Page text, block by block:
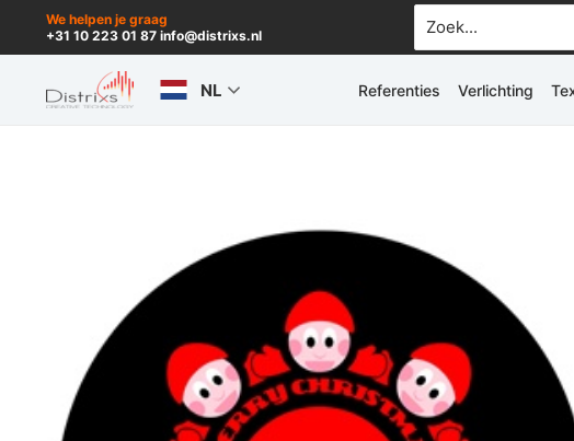
inhoud
We helpen je graag
+31 10 223 01 87 info@distrixs.nl
Zoek
naar:
NL Referenties Verlichting